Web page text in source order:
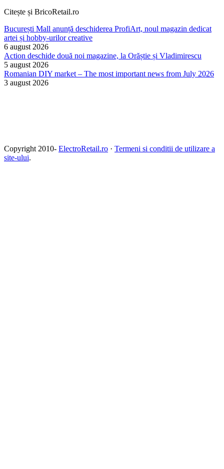
Citește și BricoRetail.ro
București Mall anunță deschiderea ProfiArt, noul magazin dedicat
artei și hobby-urilor creative
6 august 2026
Action deschide două noi magazine, la Orăștie și Vladimirescu
5 august 2026
Romanian DIY market – The most important news from July 2026
3 august 2026
Copyright 2010- ElectroRetail.ro · Termeni si conditii de utilizare a
site-ului.